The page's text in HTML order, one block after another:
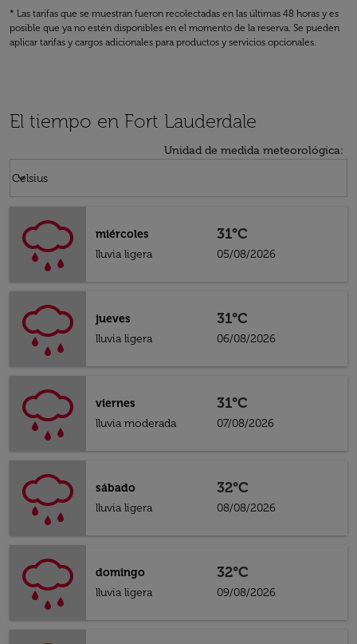
* Las tarifas que se muestran fueron recolectadas en las últimas 48 horas y es
posible que ya no estén disponibles en el momento de la reserva. Se pueden
aplicar tarifas y cargos adicionales para productos y servicios opcionales.
El tiempo en Fort Lauderdale
Unidad de medida meteorológica:
Celsius
keyboard_arrow_down
miércoles
lluvia ligera
31°C
05/08/2026
jueves
lluvia ligera
31°C
06/08/2026
viernes
lluvia moderada
31°C
07/08/2026
sábado
lluvia ligera
32°C
08/08/2026
domingo
lluvia ligera
32°C
09/08/2026